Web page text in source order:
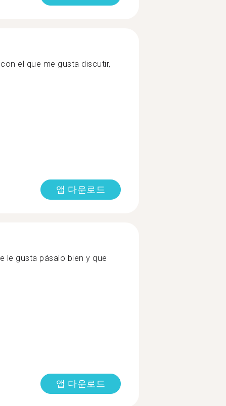
el que me gusta discutir,
앱 다운로드
le gusta pásalo bien y que
앱 다운로드